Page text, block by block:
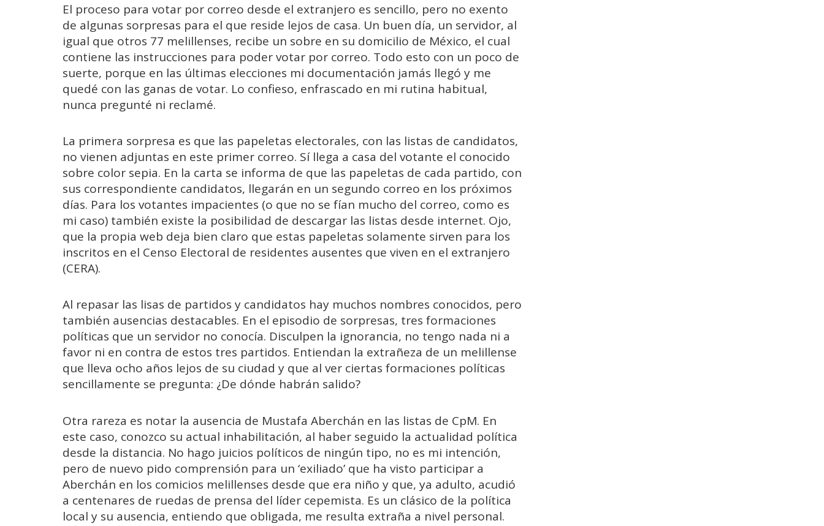
El proceso para votar por correo desde el extranjero es sencillo, pero no exento
de algunas sorpresas para el que reside lejos de casa. Un buen día, un servidor, al
igual que otros 77 melillenses, recibe un sobre en su domicilio de México, el cual
contiene las instrucciones para poder votar por correo. Todo esto con un poco de
suerte, porque en las últimas elecciones mi documentación jamás llegó y me
quedé con las ganas de votar. Lo confieso, enfrascado en mi rutina habitual,
nunca pregunté ni reclamé.
La primera sorpresa es que las papeletas electorales, con las listas de candidatos,
no vienen adjuntas en este primer correo. Sí llega a casa del votante el conocido
sobre color sepia. En la carta se informa de que las papeletas de cada partido, con
sus correspondiente candidatos, llegarán en un segundo correo en los próximos
días. Para los votantes impacientes (o que no se fían mucho del correo, como es
mi caso) también existe la posibilidad de descargar las listas desde internet. Ojo,
que la propia web deja bien claro que estas papeletas solamente sirven para los
inscritos en el Censo Electoral de residentes ausentes que viven en el extranjero
(CERA).
Al repasar las lisas de partidos y candidatos hay muchos nombres conocidos, pero
también ausencias destacables. En el episodio de sorpresas, tres formaciones
políticas que un servidor no conocía. Disculpen la ignorancia, no tengo nada ni a
favor ni en contra de estos tres partidos. Entiendan la extrañeza de un melillense
que lleva ocho años lejos de su ciudad y que al ver ciertas formaciones políticas
sencillamente se pregunta: ¿De dónde habrán salido?
Otra rareza es notar la ausencia de Mustafa Aberchán en las listas de CpM. En
este caso, conozco su actual inhabilitación, al haber seguido la actualidad política
desde la distancia. No hago juicios políticos de ningún tipo, no es mi intención,
pero de nuevo pido comprensión para un ‘exiliado’ que ha visto participar a
Aberchán en los comicios melillenses desde que era niño y que, ya adulto, acudió
a centenares de ruedas de prensa del líder cepemista. Es un clásico de la política
local y su ausencia, entiendo que obligada, me resulta extraña a nivel personal.